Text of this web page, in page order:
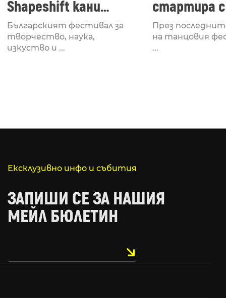
Shapeshift кани
Fabrizio Mammarella
за откриването си
Българският фестивал за
творчество, наука,
изкуство и ...
стартира
Lucid,
рейв
През
на танцовия
...
Ексклузивно инфо и събития
ЗАПИШИ СЕ ЗА НАШИЯ
МЕЙЛ БЮЛЕТИН